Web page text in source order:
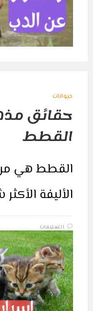
حيوانات
حقائق
القطط
القطط هي من
الأليفة
التعليقاتحقائق
مذهلة
حول
القطط
مغلقة